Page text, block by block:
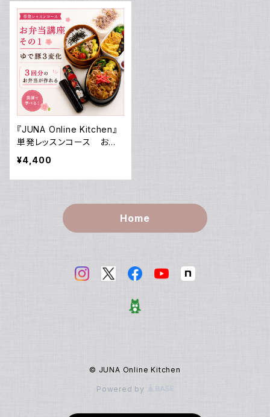
『JUNA Online Kitchen』
単発レッスンコース お弁
当講座 その1 ゆで豚3変
化で3回分のお弁当が作れ
る／動画ダウンロード付き！
¥4,400
Home
© JUNA Online Kitchen
Powered by